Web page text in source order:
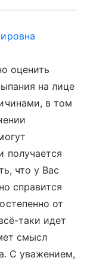
оценить
на лице
в том
получается
что у Вас
справится
от
таки идет
смысл
С уважением,